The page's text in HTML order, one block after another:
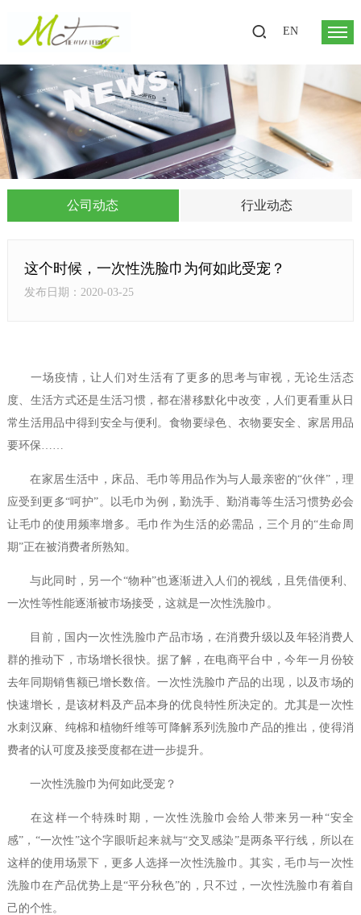
EN
公司动态 行业动态
这个时候，一次性洗脸巾为何如此受宠？
发布日期：2020-03-25
一场疫情，让人们对生活有了更多的思考与审视，无论生活态
度、生活方式还是生活习惯，都在潜移默化中改变，人们更看重从日
常生活用品中得到安全与便利。食物要绿色、衣物要安全、家居用品
要环保……
在家居生活中，床品、毛巾等用品作为与人最亲密的“伙伴”，理
应受到更多“呵护”。以毛巾为例，勤洗手、勤消毒等生活习惯势必会
让毛巾的使用频率增多。毛巾作为生活的必需品，三个月的“生命周
期”正在被消费者所熟知。
与此同时，另一个“物种”也逐渐进入人们的视线，且凭借便利、
一次性等性能逐渐被市场接受，这就是一次性洗脸巾。
目前，国内一次性洗脸巾产品市场，在消费升级以及年轻消费人
群的推动下，市场增长很快。据了解，在电商平台中，今年一月份较
去年同期销售额已增长数倍。一次性洗脸巾产品的出现，以及市场的
快速增长，是该材料及产品本身的优良特性所决定的。尤其是一次性
水刺汉麻、纯棉和植物纤维等可降解系列洗脸巾产品的推出，使得消
费者的认可度及接受度都在进一步提升。
一次性洗脸巾为何如此受宠？
在这样一个特殊时期，一次性洗脸巾会给人带来另一种“安全
感”，“一次性”这个字眼听起来就与“交叉感染”是两条平行线，所以在
这样的使用场景下，更多人选择一次性洗脸巾。其实，毛巾与一次性
洗脸巾在产品优势上是“平分秋色”的，只不过，一次性洗脸巾有着自
己的个性。